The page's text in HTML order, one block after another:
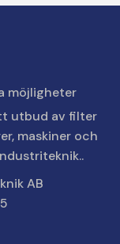
möjligheter
utbud av filter
maskiner och
AB